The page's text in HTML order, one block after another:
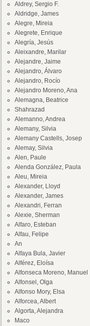
Aldrey, Sergio F.
Aldridge, James
Alegre, Mireia
Alegrete, Enrique
Alegría, Jesús
Aleixandre, Marilar
Alejandre, Jaime
Alejandro, Álvaro
Alejandro, Rocío
Alejandro Moreno, Ana
Alemagna, Beatrice
Shahrazad
Alemanno, Andrea
Alemany, Silvia
Alemany Castells, Josep
Alemay, Silvia
Alen, Paule
Alenda González, Paula
Aleu, Mireia
Alexander, Lloyd
Alexander, James
Alexandri, Ferran
Alexie, Sherman
Alfaro, Esteban
Alfau, Felipe
An
Alfaya Bula, Javier
Alférez, Eloísa
Alfonseca Moreno, Manuel
Alfonsel, Olga
Alfonso Mory, Elsa
Alforcea, Albert
Algorta, Alejandra
Maco